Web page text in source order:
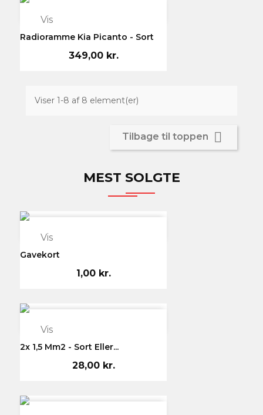
Vis
Radioramme Kia Picanto - Sort
349,00 kr.
Viser 1-8 af 8 element(er)
Tilbage til toppen 
MEST SOLGTE
Vis
Gavekort
1,00 kr.
Vis
2x 1,5 Mm2 - Sort Eller...
28,00 kr.